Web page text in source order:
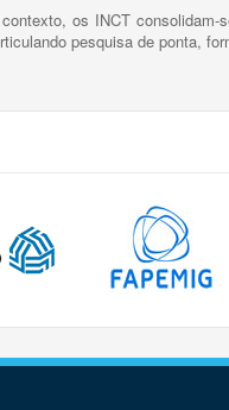
os INCT
pesquisa de ponta,